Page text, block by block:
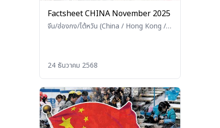
Factsheet CHINA November 2025
จีน/ฮ่องกง/ไต้หวัน (China / Hong Kong /
24 ธันวาคม 2568